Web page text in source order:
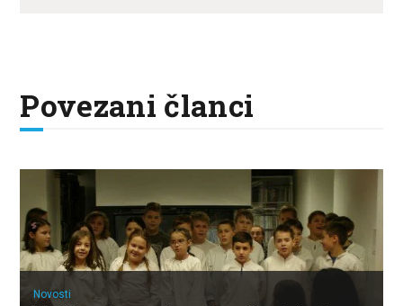
Povezani članci
Novosti